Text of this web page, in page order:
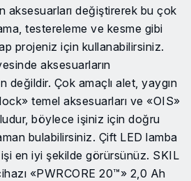
aksesuarları değiştirerek bu çok
testereleme ve kesme gibi
projeniz için kullanabilirsiniz.
aksesuarların
değildir. Çok amaçlı alet, yaygın
temel aksesuarları ve «OIS»
böylece işiniz için doğru
bulabilirsiniz. Çift LED lamba
işi en iyi şekilde görürsünüz. SKIL
«PWRCORE 20™» 2,0 Ah